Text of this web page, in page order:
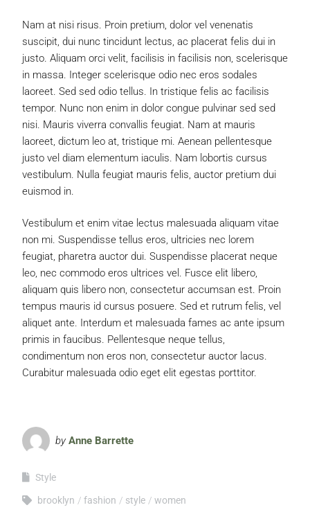
Nam at nisi risus. Proin pretium, dolor vel venenatis
suscipit, dui nunc tincidunt lectus, ac placerat felis dui in
justo. Aliquam orci velit, facilisis in facilisis non, scelerisque
in massa. Integer scelerisque odio nec eros sodales
laoreet. Sed sed odio tellus. In tristique felis ac facilisis
tempor. Nunc non enim in dolor congue pulvinar sed sed
nisi. Mauris viverra convallis feugiat. Nam at mauris
laoreet, dictum leo at, tristique mi. Aenean pellentesque
justo vel diam elementum iaculis. Nam lobortis cursus
vestibulum. Nulla feugiat mauris felis, auctor pretium dui
euismod in.
Vestibulum et enim vitae lectus malesuada aliquam vitae
non mi. Suspendisse tellus eros, ultricies nec lorem
feugiat, pharetra auctor dui. Suspendisse placerat neque
leo, nec commodo eros ultrices vel. Fusce elit libero,
aliquam quis libero non, consectetur accumsan est. Proin
tempus mauris id cursus posuere. Sed et rutrum felis, vel
aliquet ante. Interdum et malesuada fames ac ante ipsum
primis in faucibus. Pellentesque neque tellus,
condimentum non eros non, consectetur auctor lacus.
Curabitur malesuada odio eget elit egestas porttitor.
byAnne Barrette
Style
brooklyn fashion style women